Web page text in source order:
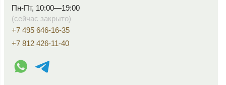
Пн-Пт, 10:00—19:00
(сейчас закрыто)
+7 495 646-16-35
+7 812 426-11-40
WhatsApp контакт
Telegram контакт